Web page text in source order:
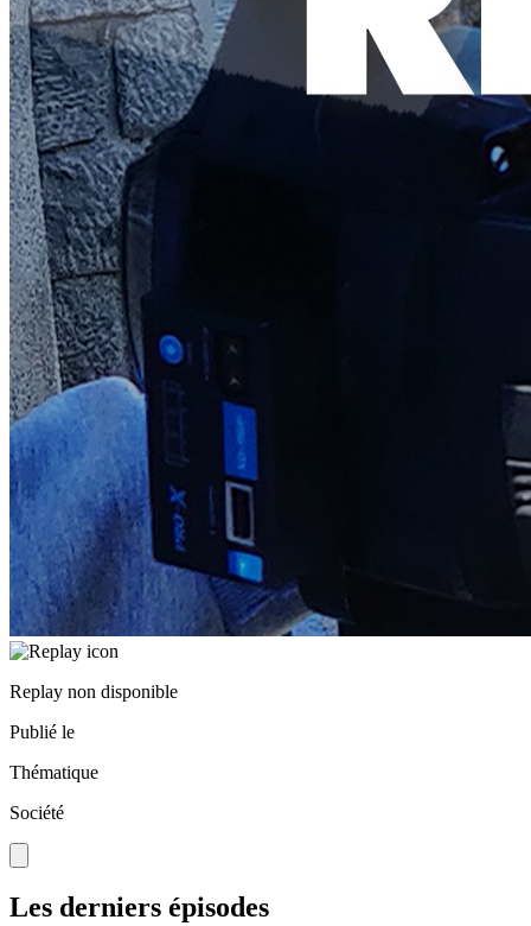
Replay non disponible
Publié le
Thématique
Société
Les derniers épisodes